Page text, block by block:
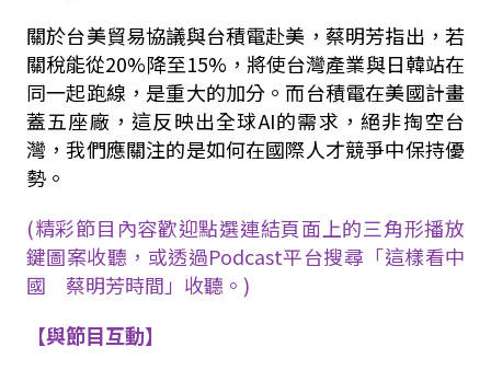
關於台美貿易協議與台積電赴美，蔡明芳指出，若
關稅能從20%降至15% ，將使台灣產業與日韓站在
同一起跑線，是重大的加分。而台積電在美國計畫
蓋五座廠，這反映出全球AI的需求，絕非掏空台
灣，我們應關注的是如何在國際人才競爭中保持優
勢。
(精彩節目內容歡迎點選連結頁面上的三角形播放
鍵圖案收聽，或透過Podcast平台搜尋「這樣看中
國 蔡明芳時間」收聽。)
【與節目互動】